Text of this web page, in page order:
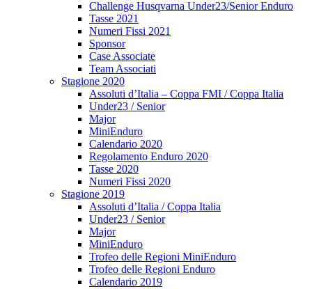
Challenge Husqvarna Under23/Senior Enduro
Tasse 2021
Numeri Fissi 2021
Sponsor
Case Associate
Team Associati
Stagione 2020
Assoluti d’Italia – Coppa FMI / Coppa Italia
Under23 / Senior
Major
MiniEnduro
Calendario 2020
Regolamento Enduro 2020
Tasse 2020
Numeri Fissi 2020
Stagione 2019
Assoluti d’Italia / Coppa Italia
Under23 / Senior
Major
MiniEnduro
Trofeo delle Regioni MiniEnduro
Trofeo delle Regioni Enduro
Calendario 2019